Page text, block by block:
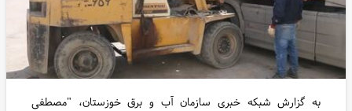
به گزارش شبکه خبری سازمان آب و برق خوزستان، "مصطفی